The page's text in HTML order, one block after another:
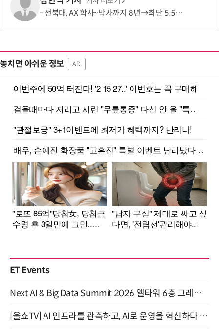
전북대, AX 학사~박사까지 8년→최단 5.5년 가능…톱 100 AI 특화대학원 도약도
놓치면 아쉬운 정보 AD
ET Events
Next AI & Big Data Summit 2026 엘타워 6층 그레이스홀 개최 (9/18)
[올쇼TV] AI 인프라를 관측하고, AI로 운영을 혁신하다 (8월 11일 생방송)